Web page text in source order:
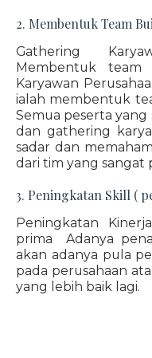
2. Membentuk Team
Gathering
Membentuk team
Karyawan
ialah membentuk
Semua peserta
dan gathering
sadar dan
dari tim yang sangat
3. Peningkatan Skill (
Peningkatan
prima Adanya
akan adanya pula
pada perusahaan
yang lebih baik lagi.